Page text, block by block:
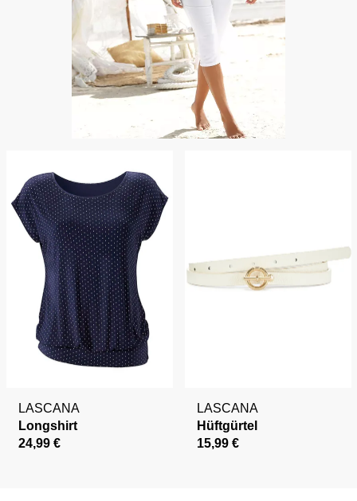
LASCANA
Longshirt
24,99 €
LASCANA
Hüftgürtel
15,99 €